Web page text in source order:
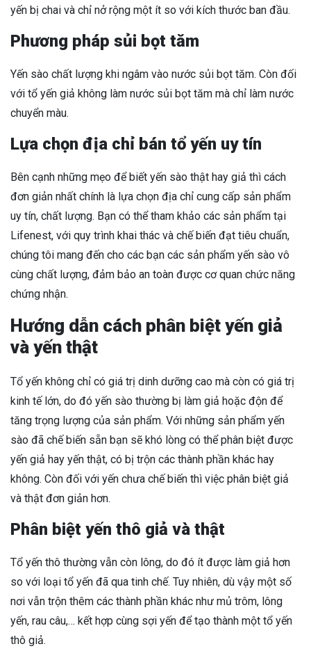
yến bị chai và chỉ nở rộng một ít so với kích thước ban đầu.
Phương pháp sủi bọt tăm
Yến sào chất lượng khi ngâm vào nước sủi bọt tăm. Còn đối
với tổ yến giả không làm nước sủi bọt tăm mà chỉ làm nước
chuyển màu.
Lựa chọn địa chỉ bán tổ yến uy tín
Bên cạnh những mẹo để biết yến sào thật hay giả thì cách
đơn giản nhất chính là lựa chọn địa chỉ cung cấp sản phẩm
uy tín, chất lượng. Bạn có thể tham khảo các sản phẩm tại
Lifenest, với quy trình khai thác và chế biến đạt tiêu chuẩn,
chúng tôi mang đến cho các bạn các sản phẩm yến sào vô
cùng chất lượng, đảm bảo an toàn được cơ quan chức năng
chứng nhận.
Hướng dẫn cách phân biệt yến giả
và yến thật
Tổ yến không chỉ có giá trị dinh dưỡng cao mà còn có giá trị
kinh tế lớn, do đó yến sào thường bị làm giả hoặc độn để
tăng trọng lượng của sản phẩm. Với những sản phẩm yến
sào đã chế biến sẵn bạn sẽ khó lòng có thể phân biệt được
yến giả hay yến thật, có bị trộn các thành phần khác hay
không. Còn đối với yến chưa chế biến thì việc phân biệt giả
và thật đơn giản hơn.
Phân biệt yến thô giả và thật
Tổ yến thô thường vẫn còn lông, do đó ít được làm giả hơn
so với loại tổ yến đã qua tinh chế. Tuy nhiên, dù vậy một số
nơi vẫn trộn thêm các thành phần khác như mủ trôm, lông
yến, rau câu,… kết hợp cùng sợi yến để tạo thành một tổ yến
thô giả.